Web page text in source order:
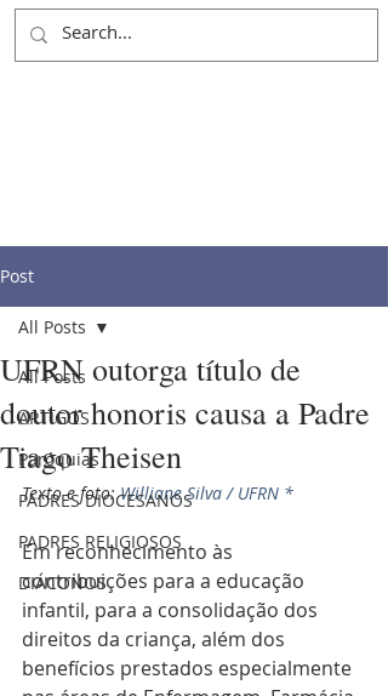
Post
All Posts
ARTIGOS
Paróquias
PADRES DIOCESANOS
PADRES RELIGIOSOS
DIÁCONOS
All Posts
UFRN outorga título de
doutor honoris causa a Padre
Tiago Theisen
Texto e foto: Williane Silva / UFRN *
Em reconhecimento às
contribuições para a educação
infantil, para a consolidação dos
direitos da criança, além dos
benefícios prestados especialmente